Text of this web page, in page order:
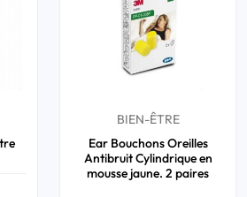
BIEN-ÊTRE
Ear Bouchons Oreilles
Antibruit Cylindrique en
mousse jaune. 2 paires